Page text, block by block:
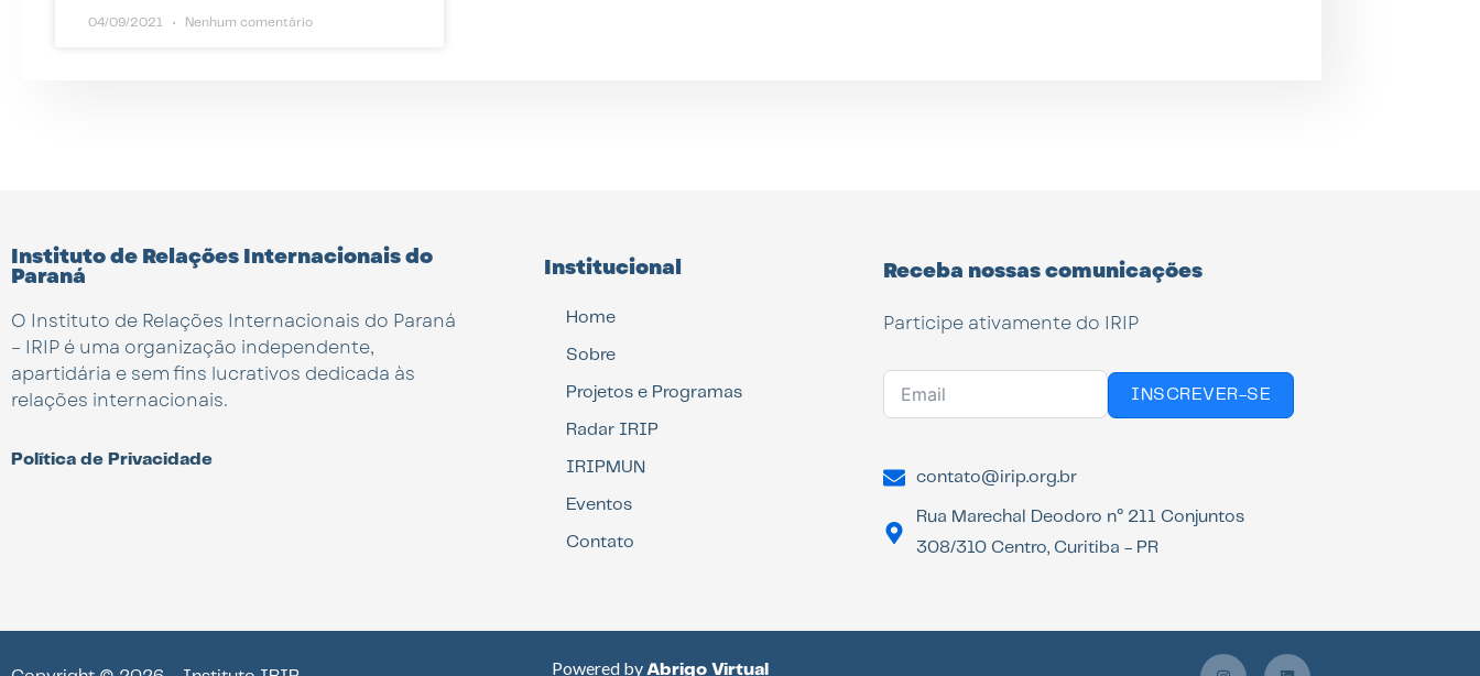
04/09/2021 Nenhum comentário
Instituto de Relações Internacionais do
Paraná
O Instituto de Relações Internacionais do Paraná
– IRIP é uma organização independente,
apartidária e sem fins lucrativos dedicada às
relações internacionais.
Política de Privacidade
Institucional
Home
Sobre
Projetos e Programas
Radar IRIP
IRIPMUN
Eventos
Contato
Receba nossas comunicações
Participe ativamente do IRIP
INSCREVER-SE
contato@irip.org.br
Rua Marechal Deodoro n° 211 Conjuntos
308/310 Centro, Curitiba - PR
Powered by Abrigo Virtual